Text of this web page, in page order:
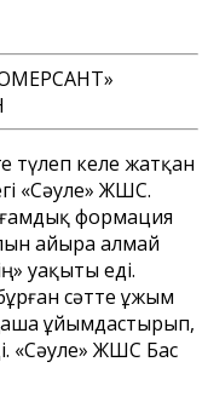
түлеп келе жатқан
«Сәуле» ЖШС.
формация
айыра алмай
уақыты еді.
сәтте ұжым
ұйымдастырып,
«Сәуле» ЖШС Бас